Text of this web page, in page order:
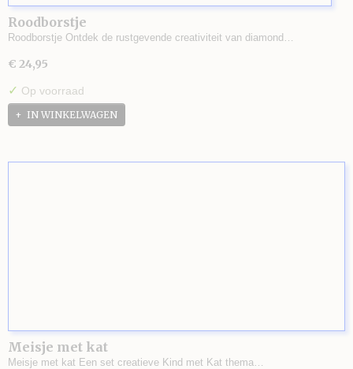
Roodborstje
Roodborstje Ontdek de rustgevende creativiteit van diamond…
€ 24,95
✓ Op voorraad
IN WINKELWAGEN
Meisje met kat
Meisje met kat Een set creatieve Kind met Kat thema…